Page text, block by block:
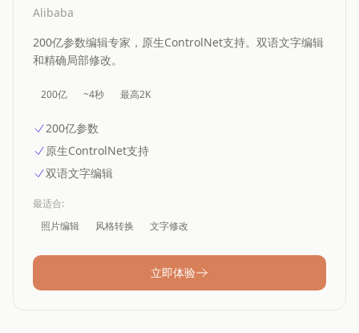
Alibaba
200亿参数编辑专家，原生ControlNet支持。双语文字编辑
和精确局部修改。
200亿 ~4秒 最高2K
200亿参数
原生ControlNet支持
双语文字编辑
最适合:
照片编辑
风格转换 文字修改
立即体验